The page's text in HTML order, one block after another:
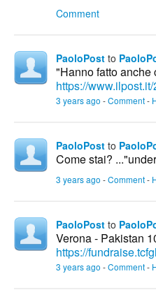
Comment
PaoloPost to
"Hanno fatto anche
https://www.ilpost.it/
3 years ago -Comment-
PaoloPost to
Come stai?
3 years ago -Comment-
PaoloPost to
Verona - Pakistan
https://
3 years ago -Comment-